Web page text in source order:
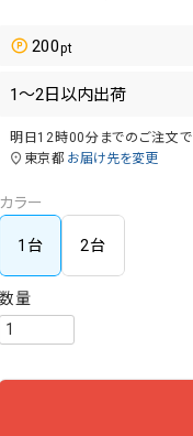
200
明日 12時00分 までのご注文で
東京都 お届け先を変更
カラー
1台 2台